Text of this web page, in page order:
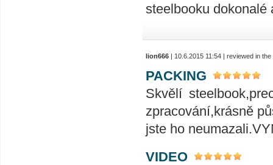
steelbooku dokonalé
lion666 | 10.6.2015 11:54 | reviewed in
PACKING
Skvělí
zpracování,krásně
jste ho
VIDEO